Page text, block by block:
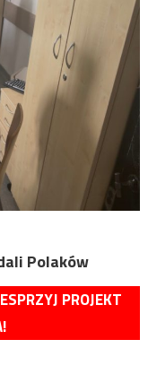
Polaków
PROJEKT